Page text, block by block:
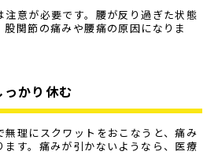
注意が必要です。腰が反り過ぎた状態
関節の痛みや腰痛の原因になりま
かり休む
理にスクワットをおこなうと、痛み
ます。痛みが引かないようなら、医療